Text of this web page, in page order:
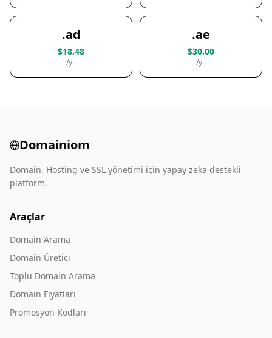
.ad
$18.48
/yıl
.ae
$30.00
/yıl
Domainiom
Domain, Hosting ve SSL yönetimi için yapay zeka destekli
platform.
Araçlar
Domain Arama
Domain Üretici
Toplu Domain Arama
Domain Fiyatları
Promosyon Kodları